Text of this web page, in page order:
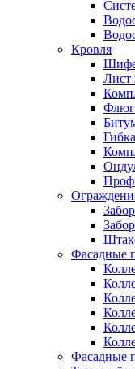
Кровля
Лист
Фасадные
Фасадные